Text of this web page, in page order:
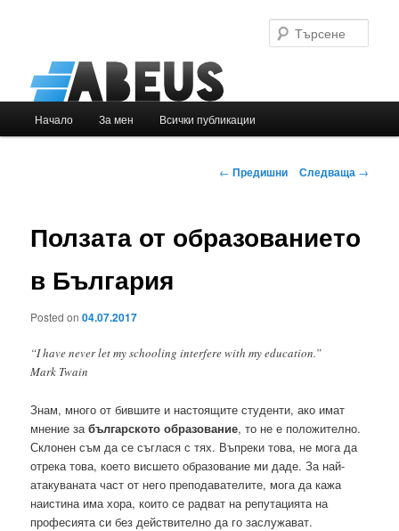
Към
Начало За мен Всички публикации
Навигация
← Предишни Следваща →
Ползата от образованието
в България
Posted on04.07.2017
“I have never let my schooling interfere with my education.”
Mark Twain
Знам, много от бившите и настоящите студенти, ако имат
мнение забългарското образование, то не е положително.
Склонен съм да се съглася с тях. Въпреки това, не мога да
отрека това, което висшето образование ми даде. За най-
атакуваната част от него преподавателите, мога да кажа
наистина има хора, които се радват на репутацията на
професията си без действително да го заслужават.